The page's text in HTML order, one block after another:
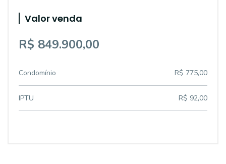
Valor venda
R$ 849.900,00
Condomínio R$ 775,00
IPTU R$ 92,00